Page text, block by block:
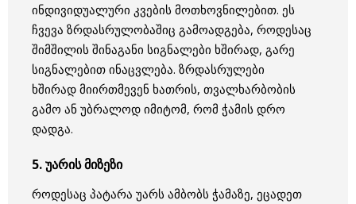
ინდივიდუალური კვების მოთხოვნილებით. ეს
ჩვევა ზრდასრულობაშიც გამოადგება, როდესაც
შიმშილის შინაგანი სიგნალები ხშირად, გარე
სიგნალებით ინაცვლება. ზრდასრულები
ხშირად მიირთმევენ ხათრის, თვალხარბობის
გამო ან უბრალოდ იმიტომ, რომ ჭამის დრო
დადგა.
5. უარის მიზეზი
როდესაც პატარა უარს ამბობს ჭამაზე, ეცადეთ